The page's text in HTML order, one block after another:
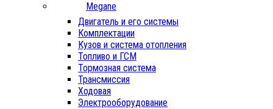
Megane
Двигатель и его системы
Комплектации
Кузов и система отопления
Топливо и ГСМ
Тормозная система
Трансмиссия
Ходовая
Электрооборудование